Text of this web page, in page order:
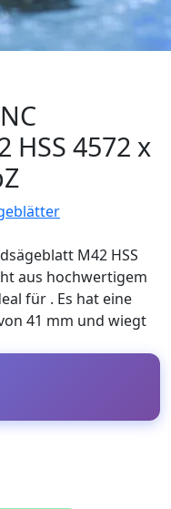
HSS 4572 x
M42 HSS
aus hochwertigem
für . Es hat eine
41 mm und wiegt